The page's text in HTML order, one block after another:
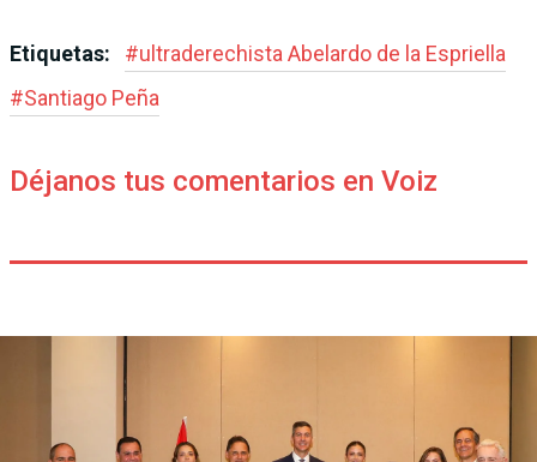
Etiquetas: #ultraderechista Abe­lardo de la Espriella
#Santiago Peña
Déjanos tus comentarios en Voiz